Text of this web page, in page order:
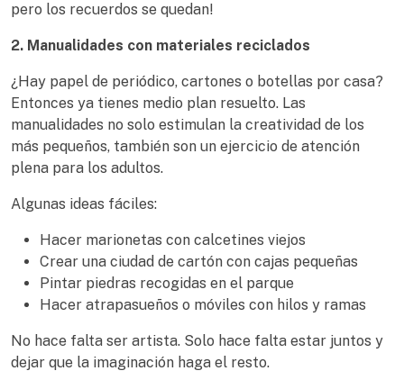
pero los recuerdos se quedan!
2. Manualidades con materiales reciclados
¿Hay papel de periódico, cartones o botellas por casa?
Entonces ya tienes medio plan resuelto. Las
manualidades no solo estimulan la creatividad de los
más pequeños, también son un ejercicio de atención
plena para los adultos.
Algunas ideas fáciles:
Hacer marionetas con calcetines viejos
Crear una ciudad de cartón con cajas pequeñas
Pintar piedras recogidas en el parque
Hacer atrapasueños o móviles con hilos y ramas
No hace falta ser artista. Solo hace falta estar juntos y
dejar que la imaginación haga el resto.